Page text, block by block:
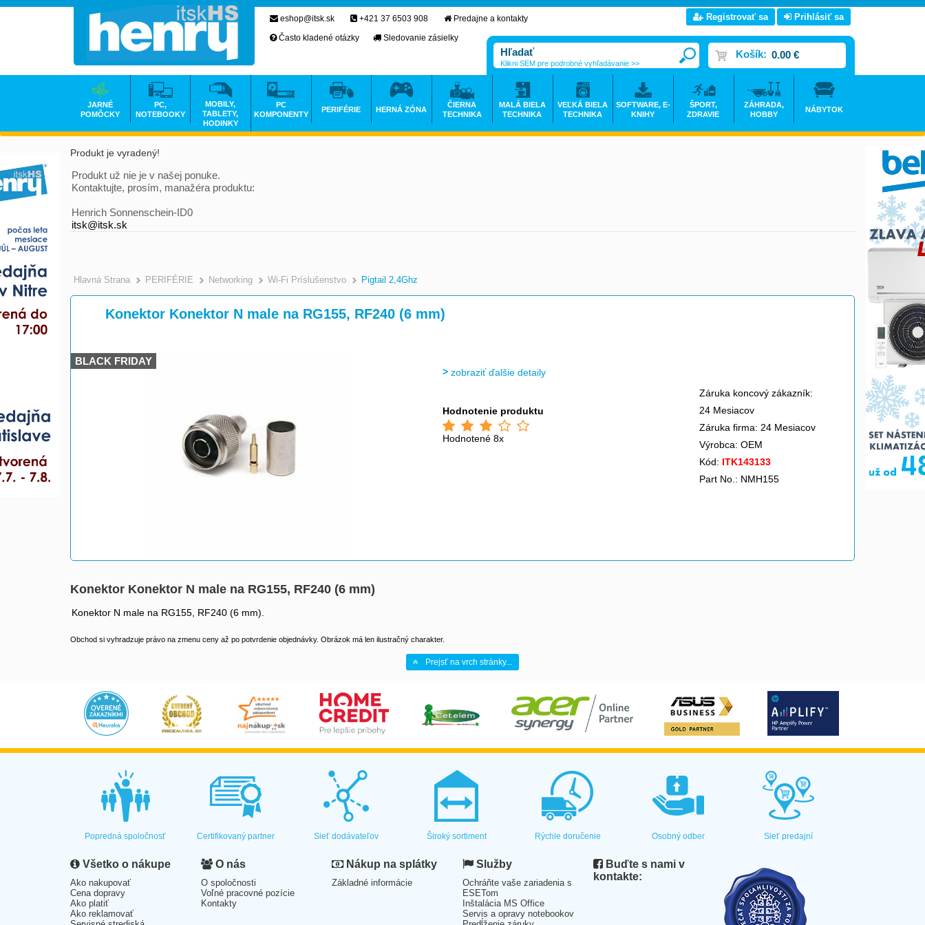
Produkt je vyradený!
Produkt už nie je v našej ponuke.
Kontaktujte, prosím, manažéra produktu:
Henrich Sonnenschein-ID0
itsk@itsk.sk
Hlavná Strana >
PERIFÉRIE >
Networking >
Wi-Fi Príslušenstvo >
Pigtail 2,4Ghz
Konektor Konektor N male na RG155, RF240 (6 mm)
BLACK FRIDAY
zobraziť ďalšie detaily
Hodnotenie produktu
Hodnotené 8x
Záruka koncový zákazník:
24 Mesiacov
Záruka firma: 24 Mesiacov
Výrobca: OEM
Kód: ITK143133
Part No.: NMH155
Konektor Konektor N male na RG155, RF240 (6 mm)
Konektor N male na RG155, RF240 (6 mm).
Obchod si vyhradzuje právo na zmenu ceny až po potvrdenie objednávky. Obrázok má len ilustračný charakter.
Prejsť na vrch stránky...
eshop@itsk.sk +421 37 6503 908
Predajne a kontakty
Často kladené otázky
Sledovanie zásielky
Registrovať sa Prihlásiť sa
Košík: 0.00 €
Klikni SEM pre podrobné vyhľadávanie >>
JARNÉ
POMÔCKY
PC,
NOTEBOOKY
MOBILY,
TABLETY,
HODINKY
PC
KOMPONENTY
PERIFÉRIE HERNÁ ZÓNA
ČIERNA
TECHNIKA
MALÁ BIELA
TECHNIKA
VEĽKÁ BIELA
TECHNIKA
SOFTWARE, E-
KNIHY
ŠPORT,
ZDRAVIE
ZÁHRADA,
HOBBY
NÁBYTOK
Popredná spoločnosť Certifikovaný partner Sieť dodávateľov Široký sortiment Rýchle doručenie Osobný odber Sieť predajní
Všetko o nákupe
Ako nakupovať
Cena dopravy
Ako platiť
Ako reklamovať
O nás
O spoločnosti
Voľné pracovné pozície
Kontakty
Nákup na splátky
Základné informácie
Služby
Ochráňte vaše zariadenia s
ESETom
Inštalácia MS Office
Servis a opravy notebookov
Buďte s nami v
kontakte: